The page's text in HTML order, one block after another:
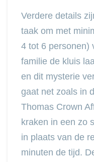
Verdere details
taak om met
4 tot 6 personen)
familie de kluis
en dit mysterie
gaat net zoals in
Thomas Crown
kraken in een zo
in plaats van de
minuten de tijd.